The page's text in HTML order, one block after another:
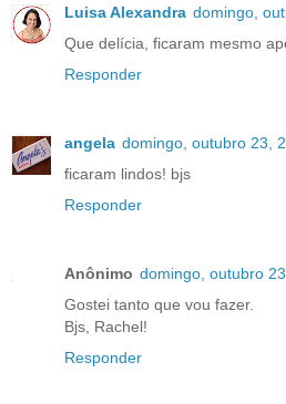
Luisa Alexandra domingo,
Que delícia, ficaram mesmo
Responder
angela domingo, outubro 23,
ficaram lindos! bjs
Responder
Anônimo domingo, outubro
Gostei tanto que vou fazer.
Bjs, Rachel!
Responder